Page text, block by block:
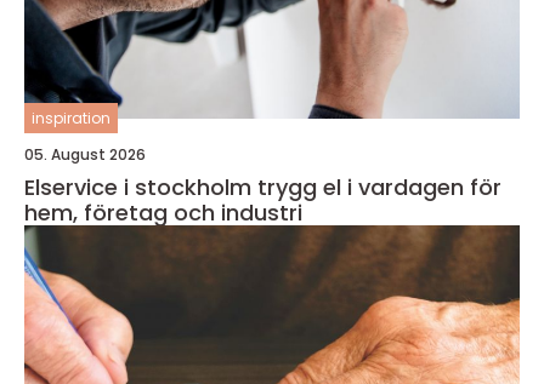
inspiration
05. August 2026
Elservice i stockholm trygg el i vardagen för
hem, företag och industri